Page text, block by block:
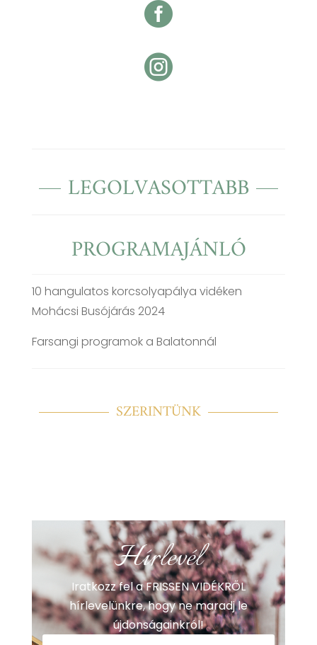


LEGOLVASOTTABB
PROGRAMAJÁNLÓ
10 hangulatos korcsolyapálya vidéken
Mohácsi Busójárás 2024
Farsangi programok a Balatonnál
SZERINTÜNK
Hírlevél
Iratkozz fel a FRISSEN VIDÉKRŐL
hírlevelünkre, hogy ne maradj le
újdonságainkról!